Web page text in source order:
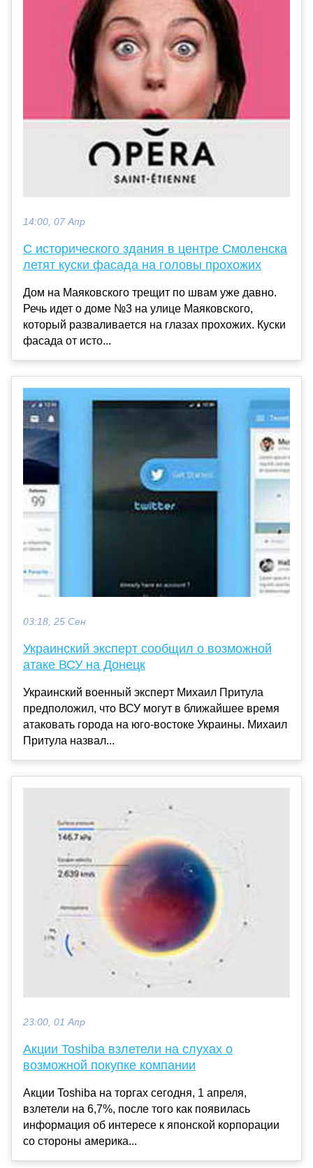
14:00, 07 Апр
С исторического здания в центре Смоленска
летят куски фасада на головы прохожих
Дом на Маяковского трещит по швам уже давно.
Речь идет о доме №3 на улице Маяковского,
который разваливается на глазах прохожих. Куски
фасада от исто...
03:18, 25 Сен
Украинский эксперт сообщил о возможной
атаке ВСУ на Донецк
Украинский военный эксперт Михаил Притула
предположил, что ВСУ могут в ближайшее время
атаковать города на юго-востоке Украины. Михаил
Притула назвал...
23:00, 01 Апр
Акции Toshiba взлетели на слухах о
возможной покупке компании
Акции Toshiba на торгах сегодня, 1 апреля,
взлетели на 6,7%, после того как появилась
информация об интересе к японской корпорации
со стороны америка...